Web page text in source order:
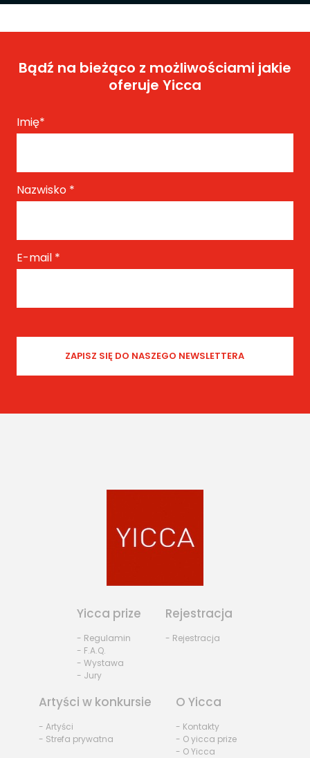
Bądź na bieżąco z możliwościami jakie
oferuje Yicca
Imię*
Nazwisko *
E-mail *
Yicca prize
- Regulamin
- F.A.Q.
- Wystawa
- Jury
Rejestracja
- Rejestracja
Artyści w konkursie
- Artyści
- Strefa prywatna
O Yicca
- Kontakty
- O yicca prize
- O Yicca